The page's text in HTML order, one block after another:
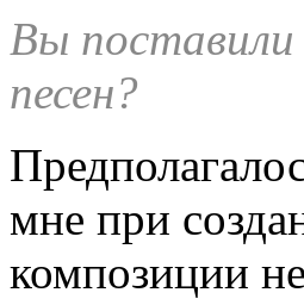
Вы поставили
песен?
мне при
композиции